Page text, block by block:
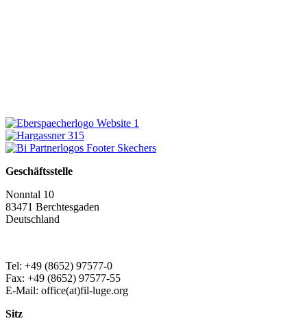
Geschäftsstelle
Nonntal 10
83471 Berchtesgaden
Deutschland
Tel: +49 (8652) 97577-0
Fax: +49 (8652) 97577-55
E-Mail: office(at)fil-luge.org
Sitz